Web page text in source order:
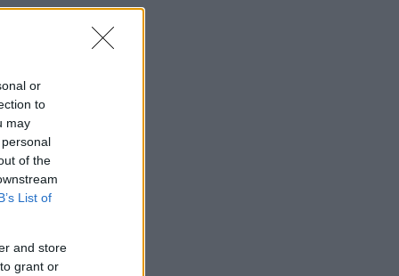
or
to
may
of the
List of
and store
grant or